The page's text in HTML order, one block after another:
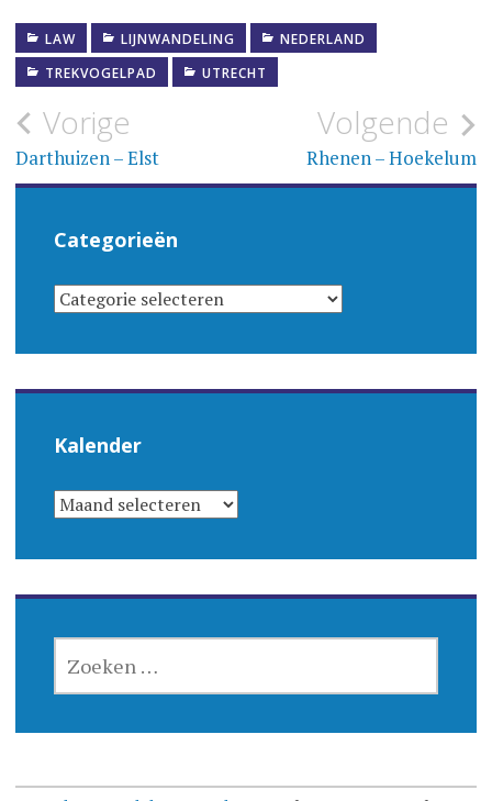
LAW LIJNWANDELING
NEDERLAND
TREKVOGELPAD
UTRECHT
Bericht
navigatie
Vorige
Darthuizen – Elst
Volgende
Rhenen – Hoekelum
Categorieën
CATEGORIEËN
Kalender
KALENDER
NAAR: